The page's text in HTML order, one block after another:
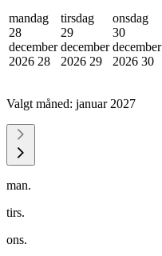
mandag
28
december
2026 28
tirsdag
29
december
2026 29
onsdag
30
december
2026 30
Valgt måned: januar 2027
man.
tirs.
ons.